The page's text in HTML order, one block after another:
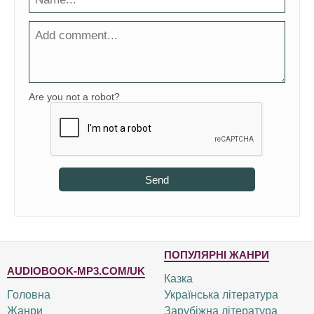
Are you not a robot?
Send
AUDIOBOOK-MP3.COM/UK
Головна
Жанри
ПОПУЛЯРНІ ЖАНРИ
Казка
Українська література
Зарубіжна література